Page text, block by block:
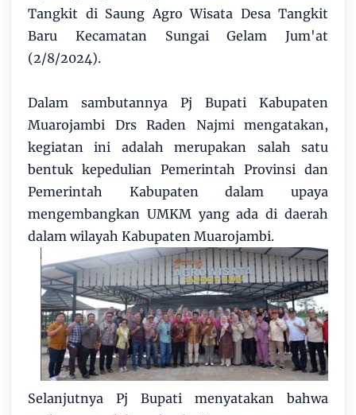
Tangkit di Saung Agro Wisata Desa Tangkit
Baru Kecamatan Sungai Gelam Jum'at
(2/8/2024).
Dalam sambutannya Pj Bupati Kabupaten
Muarojambi Drs Raden Najmi mengatakan,
kegiatan ini adalah merupakan salah satu
bentuk kepedulian Pemerintah Provinsi dan
Pemerintah Kabupaten dalam upaya
mengembangkan UMKM yang ada di daerah
dalam wilayah Kabupaten Muarojambi.
Selanjutnya Pj Bupati menyatakan bahwa